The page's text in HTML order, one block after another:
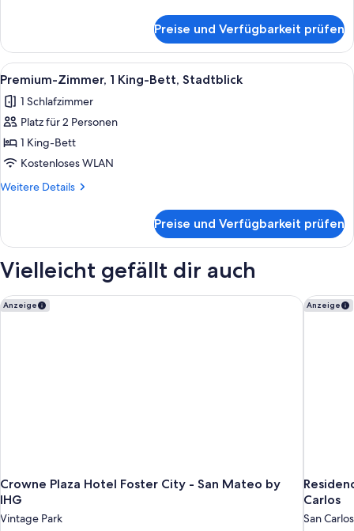
anzeigen
Zimmer,
2 Queen-
Betten,
Badewanne
(Mobility)
Preise und Verfügbarkeit prüfen
Alle
Fotos
für
Premium-
Zimmer,
1 King-
Bett,
Ein roter Sessel mit weißem Kissen,
10
Premium-Zimmer, 1 King-Bett, Stadtblick
1 Schlafzimmer
Platz für 2 Personen
1 King-Bett
Kostenloses WLAN
Weitere Details
Weitere
Zimmer,
Bett,
Preise und Verfügbarkeit prüfen
Vielleicht gefällt dir auch
Anzeige
Crowne Plaza Hotel Foster City - San Mateo by
IHG
Vintage Park
Crowne Plaza Hotel Foster City - San Mateo by IHG Anzeige
Carlos
San Carlos